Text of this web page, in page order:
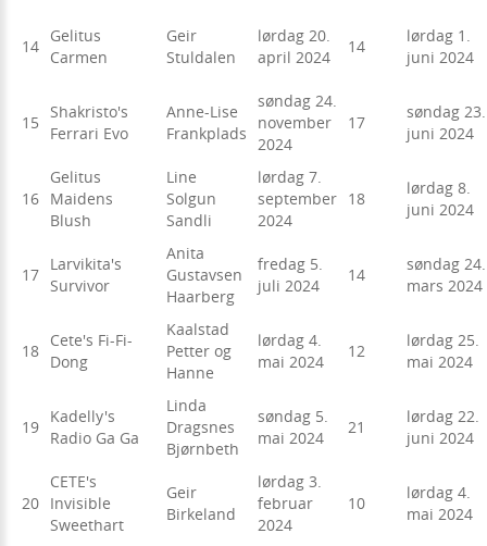
14
Gelitus
Carmen
Geir
Stuldalen
lørdag 20.
april 2024
14
lørdag 1.
juni 2024
15
Shakristo's
Ferrari Evo
Anne-Lise
Frankplads
søndag 24.
november
2024
17
søndag 23.
juni 2024
16
Gelitus
Maidens
Blush
Line
Solgun
Sandli
lørdag 7.
september
2024
18
lørdag 8.
juni 2024
17
Larvikita's
Survivor
Anita
Gustavsen
Haarberg
fredag 5.
juli 2024
14
søndag 24.
mars 2024
18
Cete's Fi-Fi-
Dong
Kaalstad
Petter og
Hanne
lørdag 4.
mai 2024
12
lørdag 25.
mai 2024
19
Kadelly's
Radio Ga Ga
Linda
Dragsnes
Bjørnbeth
søndag 5.
mai 2024
21
lørdag 22.
juni 2024
20
CETE's
Invisible
Sweethart
Geir
Birkeland
lørdag 3.
februar
2024
10
lørdag 4.
mai 2024